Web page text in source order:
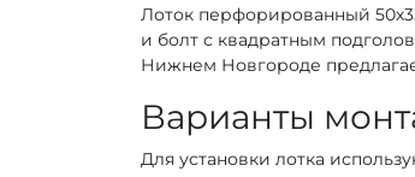
Лоток перфорированный
и болт с квадратным
Нижнем Новгороде
Варианты
Для установки лотка